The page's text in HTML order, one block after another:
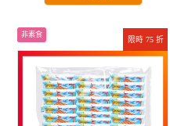
限時 75 折
非素食